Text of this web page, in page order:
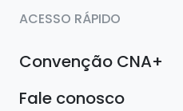
ACESSO RÁPIDO
Convenção CNA+
Fale conosco